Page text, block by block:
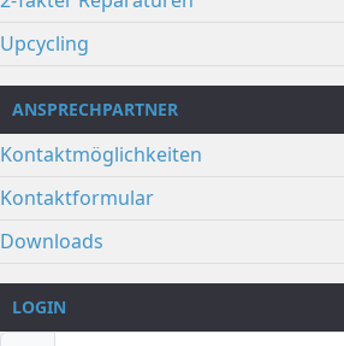
Upcycling
ANSPRECHPARTNER
Kontaktmöglichkeiten
Kontaktformular
Downloads
LOGIN